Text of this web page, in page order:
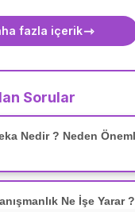
fazla içerik
Sorular
Nedir ? Neden
Ne İşe Yarar